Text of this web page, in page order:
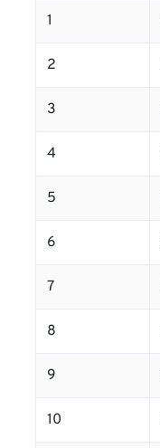
1
2
3
4
5
6
7
8
9
10